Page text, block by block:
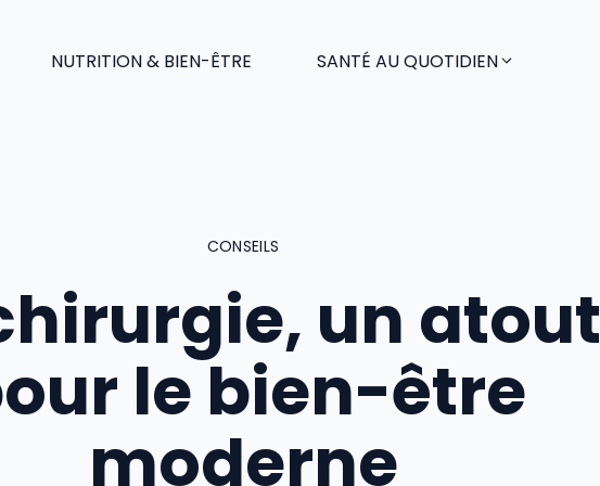
NUTRITION & BIEN-ÊTRE SANTÉ AU QUOTIDIEN
CONSEILS
un atout
le bien-être
moderne